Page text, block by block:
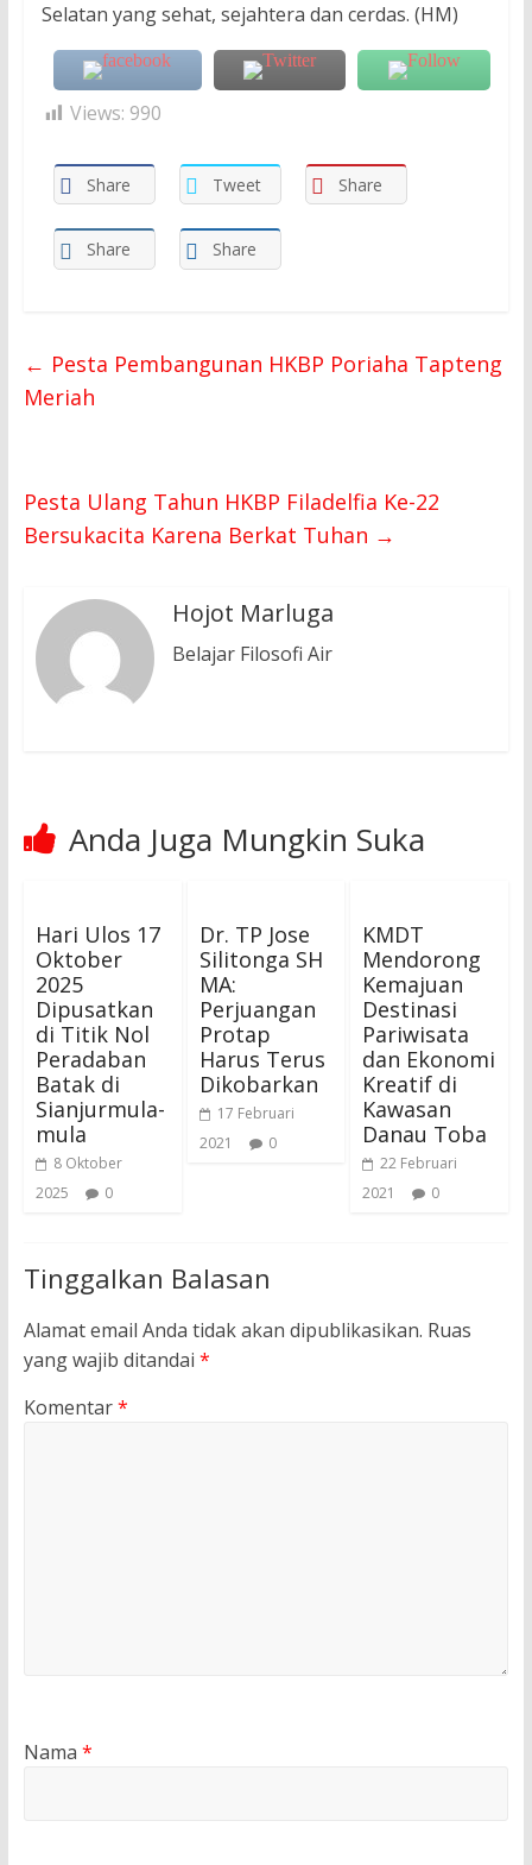
Selatan yang sehat, sejahtera dan cerdas. (HM)
Views: 990
Share Tweet Share
Share Share
← Pesta Pembangunan HKBP Poriaha Tapteng
Meriah
Pesta Ulang Tahun HKBP Filadelfia Ke-22
Bersukacita Karena Berkat Tuhan →
Hojot Marluga
Belajar Filosofi Air
Anda Juga Mungkin Suka
Hari Ulos 17
Oktober
2025
Dipusatkan
di Titik Nol
Peradaban
Batak di
Sianjurmula-
mula
8 Oktober
2025
0
Dr. TP Jose
Silitonga SH
MA:
Perjuangan
Protap
Harus Terus
Dikobarkan
17 Februari
2021
0
KMDT
Mendorong
Kemajuan
Destinasi
Pariwisata
dan Ekonomi
Kreatif di
Kawasan
Danau Toba
22 Februari
2021
0
Tinggalkan Balasan
Alamat email Anda tidak akan dipublikasikan. Ruas
yang wajib ditandai *
Komentar*
Nama *